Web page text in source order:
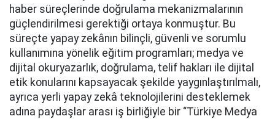
haber süreçlerinde doğrulama mekanizmalarının
güçlendirilmesi gerektiği ortaya konmuştur. Bu
süreçte yapay zekânın bilinçli, güvenli ve sorumlu
kullanımına yönelik eğitim programları; medya ve
dijital okuryazarlık, doğrulama, telif hakları ile dijital
etik konularını kapsayacak şekilde yaygınlaştırılmalı,
ayrıca yerli yapay zekâ teknolojilerini desteklemek
adına paydaşlar arası iş birliğiyle bir “Türkiye Medya